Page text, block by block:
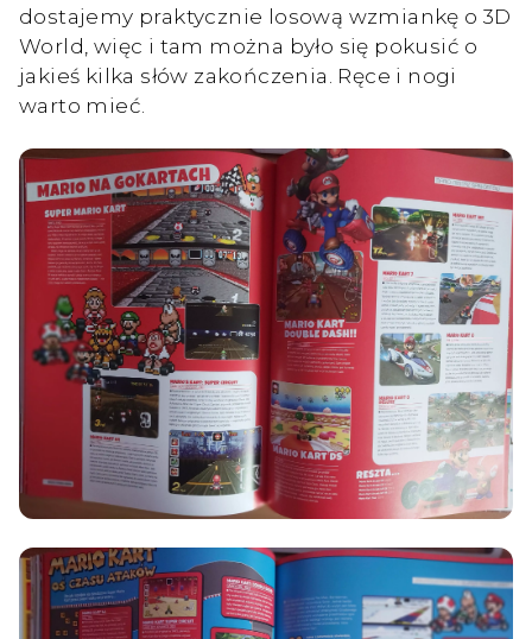
dostajemy praktycznie losową wzmiankę o 3D
World, więc i tam można było się pokusić o
jakieś kilka słów zakończenia. Ręce i nogi
warto mieć.